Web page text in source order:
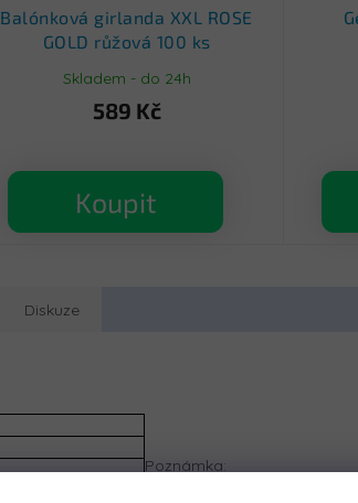
Balónková girlanda XXL ROSE
GOLD růžová 100 ks
Skladem - do 24h
589 Kč
Koupit
Diskuze
Poznámka: